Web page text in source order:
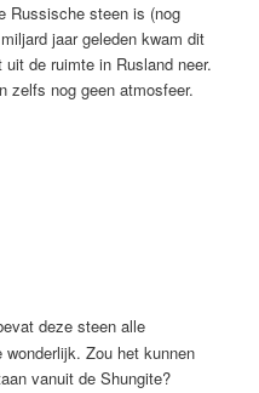
Russische steen is (nog
jaar geleden kwam dit
de ruimte in Rusland neer.
zelfs nog geen atmosfeer.
deze steen alle
Zou het kunnen
vanuit de Shungite?